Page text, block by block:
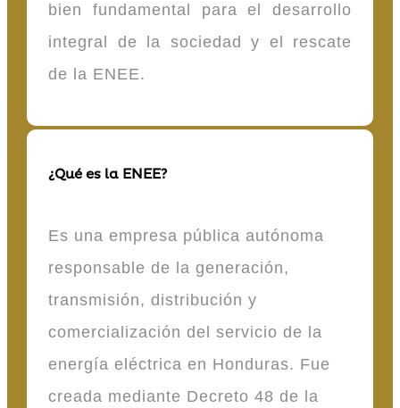
bien fundamental para el desarrollo
integral de la sociedad y el rescate
de la ENEE.
¿Qué es la ENEE?
Es una empresa pública autónoma
responsable de la generación,
transmisión, distribución y
comercialización del servicio de la
energía eléctrica en Honduras. Fue
creada mediante Decreto 48 de la